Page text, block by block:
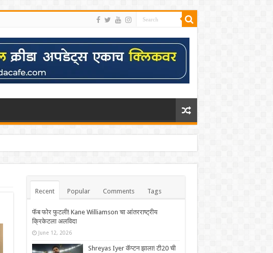
Recent Popular Comments Tags
फॅब फोर फुटली! Kane Williamson चा आंतरराष्ट्रीय
क्रिकेटला अलविदा
June 12, 2026
Shreyas Iyer कॅप्टन झाला! टी20 ची